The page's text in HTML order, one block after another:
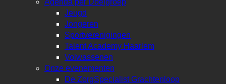
Jeugd
Jongeren
Sportverenigingen
Talent Academy Haarlem
Volwassenen
Onze evenementen
De ZorgSpecialist Grachtenloop